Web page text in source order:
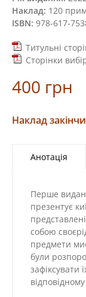
Наклад: 120
ISBN: 978-617-
Титульні
Сторінки
400 грн
Наклад
Анотація
Перше
презентує
собою
предмети
були
зафіксувати